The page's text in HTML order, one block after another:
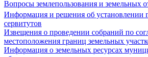
Вопросы землепользования и земельных
Информация и решения об установлении
сервитутов
Извещения о проведении собраний по
местоположения границ земельных
Информация о земельных ресурсах